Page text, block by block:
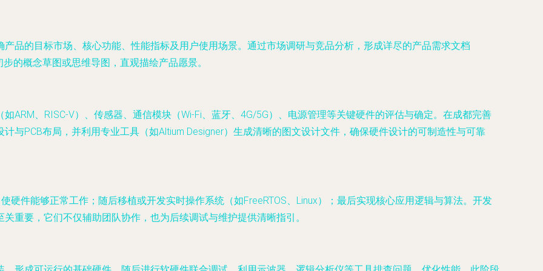
品的目标市场、核心功能、性能指标及用户使用场景。通过市场调研与竞品分析，形成详尽的产品需求文档
的概念草图或思维导图，直观描绘产品愿景。
ARM、RISC-V）、传感器、通信模块（Wi-Fi、蓝牙、4G/5G）、电源管理等关键硬件的评估与确定。在成都完善
与PCB布局，并利用专业工具（如Altium Designer）生成清晰的图文设计文件，确保硬件设计的可制造性与可靠
硬件能够正常工作；随后移植或开发实时操作系统（如FreeRTOS、Linux）；最后实现核心应用逻辑与算法。开发
重要，它们不仅辅助团队协作，也为后续调试与维护提供清晰指引。